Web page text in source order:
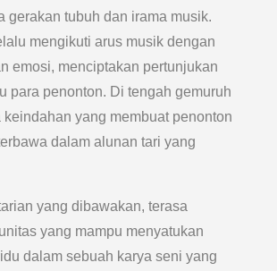
gerakan tubuh dan irama musik.
mengikuti arus musik dengan
emosi, menciptakan pertunjukan
para penonton. Di tengah gemuruh
keindahan yang membuat penonton
dalam alunan tari yang
yang dibawakan, terasa
yang mampu menyatukan
dalam sebuah karya seni yang